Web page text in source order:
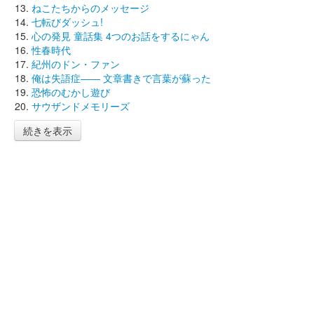
ねこたちからのメッセージ
七転びダッシュ!
心の発見 童話集 4つのお話をするにゃん
性春時代
紀州のドン・ファン
俺は失語症―― 文章書きで言葉が蘇った
恐怖のむかし遊び
サウザンドメモリーズ
続きを表示